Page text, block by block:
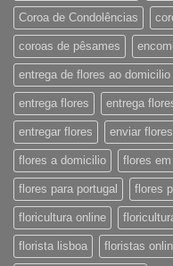
Coroa de Condolências
coroas de pêsames
entrega de flores ao domicilio
entrega flores entrega
entregar flores enviar
flores a domicilio flores
flores para portugal flores
floricultura online
florista lisboa floristas